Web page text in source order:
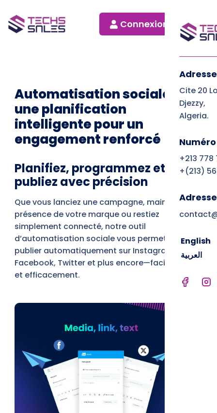
Connexion
Cite 20
Djezzy,
Algeria.
+213
+(213)
English
العربية
Automatisation sociale :
une planification
intelligente pour un
engagement renforcé
Planifiez, programmez et
publiez avec précision
Que vous lanciez une campagne, mainteniez la
présence de votre marque ou restiez
simplement connecté, notre outil
d’automatisation sociale vous permet de
publier automatiquement sur Instagram,
Facebook, Twitter et plus encore—facilement
et efficacement.